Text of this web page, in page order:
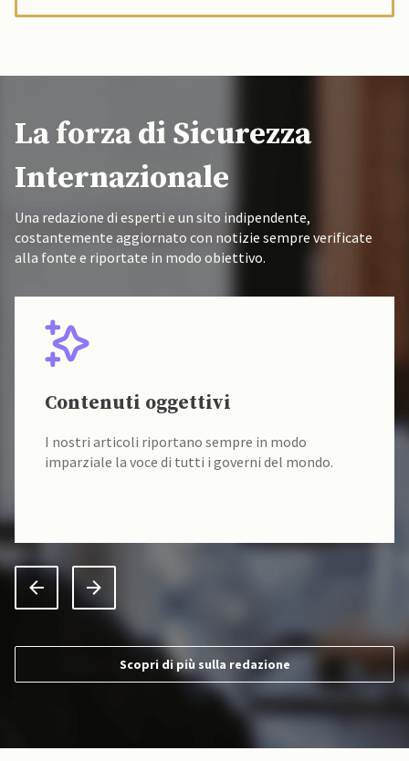
La forza di Sicurezza
Internazionale
Una redazione di esperti e un sito indipendente,
costantemente aggiornato con notizie sempre verificate
alla fonte e riportate in modo obiettivo.
Contenuti oggettivi
I nostri articoli riportano sempre in modo
imparziale la voce di tutti i governi del mondo.
Scopri di più sulla redazione